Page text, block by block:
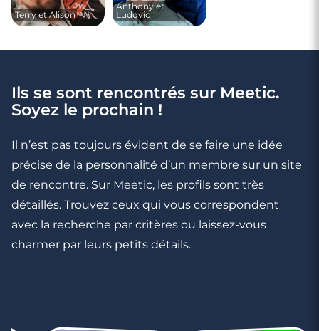
Terry et Alison
Anthony et
Ludovic
Ils se sont rencontrés sur Meetic.
Soyez le prochain !
Il n’est pas toujours évident de se faire une idée
précise de la personnalité d’un membre sur un site
de rencontre. Sur Meetic, les profils sont très
détaillés. Trouvez ceux qui vous correspondent
avec la recherche par critères ou laissez-vous
charmer par leurs petits détails.